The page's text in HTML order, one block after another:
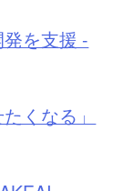
を支援 -
くなる」